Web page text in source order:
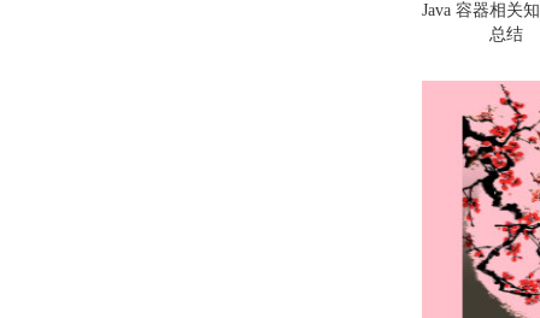
Java 容器相关
总结